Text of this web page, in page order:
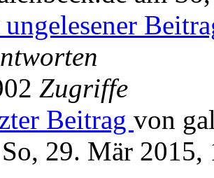
Zugriffe
Beitrag von
29. Mär 2015,